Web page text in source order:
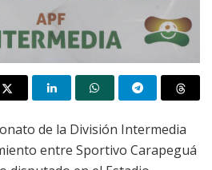
de la División Intermedia
entre Sportivo Carapeguá